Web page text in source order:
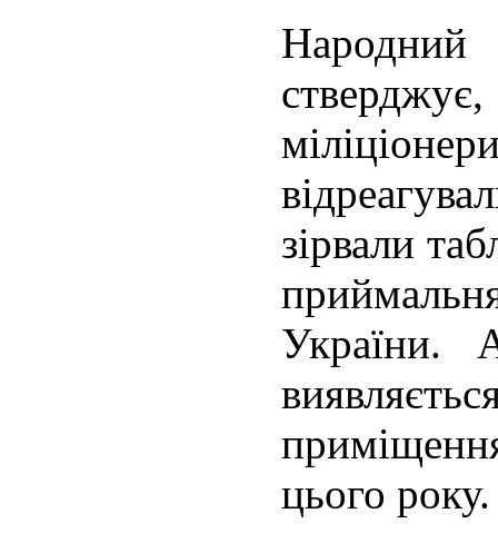
зірвали
України.
цього року.